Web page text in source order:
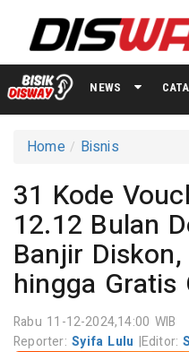
NEWS
Home Bisnis
31 Kode
12.12 Bulan
Banjir
hingga Gratis
Rabu 11-12-2024,14:00 WIB
Reporter:Syifa Lulu |Editor: